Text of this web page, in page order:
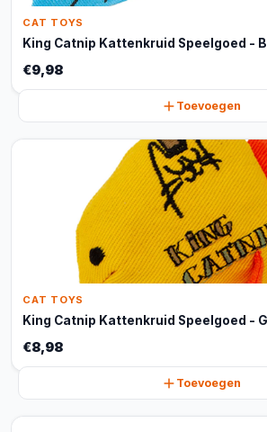
CAT TOYS
King Catnip Kattenkruid Speelgoed -
€9,98
Toevoegen
CAT TOYS
King Catnip Kattenkruid Speelgoed -
€8,98
Toevoegen